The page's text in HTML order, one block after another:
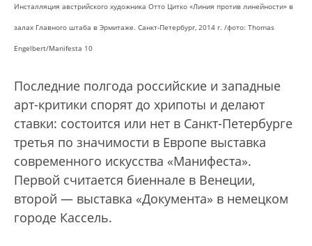
Инсталляция австрийского художника Отто Цитко «Линия против линейности» в
залах Главного штаба в Эрмитаже. Санкт-Петербург, 2014 г. /фото: Thomas
Engelbert/Manifesta 10
Последние полгода российские и западные
арт-критики спорят до хрипоты и делают
ставки: состоится или нет в Санкт-Петербурге
третья по значимости в Европе выставка
современного искусства «Манифеста».
Первой считается биеннале в Венеции,
второй — выставка «Документа» в немецком
городе Кассель.